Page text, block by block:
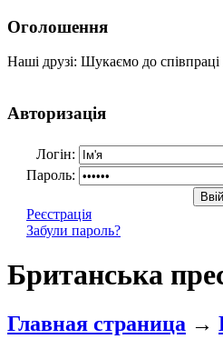
Оголошення
Наші друзі: Шукаємо до
Авторизація
Логін:
Пароль:
Реєстрація
Забули пароль?
Британська
Главная страница →